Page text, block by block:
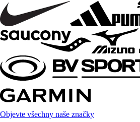
Objevte všechny naše značky